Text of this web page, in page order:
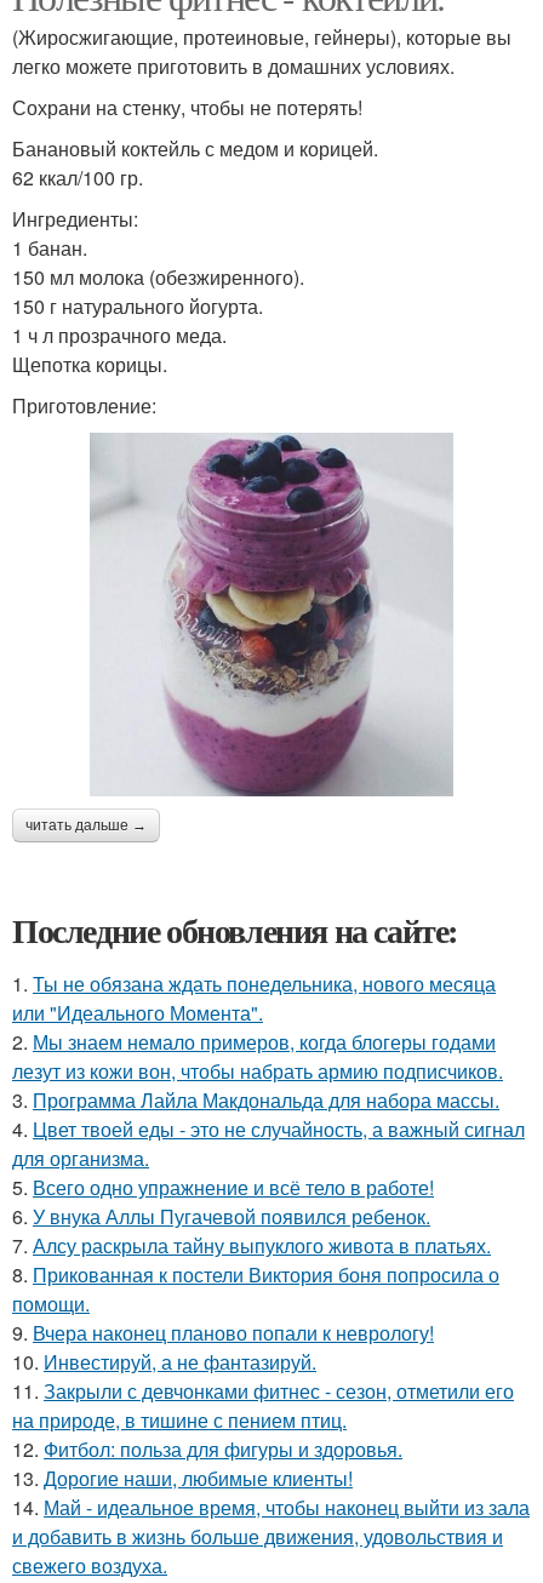
(Жиросжигающие, протеиновые, гейнеры), которые вы
легко можете приготовить в домашних условиях.
Сохрани на стенку, чтобы не потерять!
Банановый коктейль с медом и корицей.
62 ккал/100 гр.
Ингредиенты:
1 банан.
150 мл молока (обезжиренного).
150 г натурального йогурта.
1 ч л прозрачного меда.
Щепотка корицы.
Приготовление:
читать дальше →
Последние обновления на сайте:
1. Ты не обязана ждать понедельника, нового месяца
или "Идеального Момента".
2. Мы знаем немало примеров, когда блогеры годами
лезут из кожи вон, чтобы набрать армию подписчиков.
3. Программа Лайла Макдональда для набора массы.
4. Цвет твоей еды - это не случайность, а важный сигнал
для организма.
5. Всего одно упражнение и всё тело в работе!
6. У внука Аллы Пугачевой появился ребенок.
7. Алсу раскрыла тайну выпуклого живота в платьях.
8. Прикованная к постели Виктория боня попросила о
помощи.
9. Вчера наконец планово попали к неврологу!
10. Инвестируй, а не фантазируй.
11. Закрыли с девчонками фитнес - сезон, отметили его
на природе, в тишине с пением птиц.
12. Фитбол: польза для фигуры и здоровья.
13. Дорогие наши, любимые клиенты!
14. Май - идеальное время, чтобы наконец выйти из зала
и добавить в жизнь больше движения, удовольствия и
свежего воздуха.